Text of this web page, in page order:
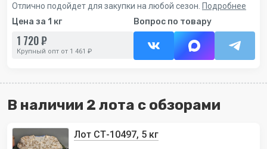
Отлично подойдет для закупки на любой сезон. Подробнее
Цена за 1 кг
1 720 ₽
Крупный опт от 1 461 ₽
Вопрос по товару
В наличии 2 лота с обзорами
Лот СТ-10497, 5 кг